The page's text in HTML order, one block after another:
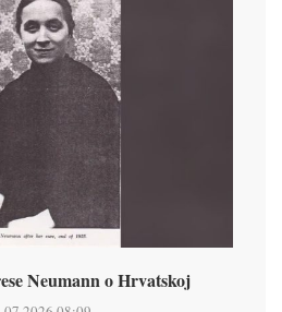
Neumann o Hrvatskoj